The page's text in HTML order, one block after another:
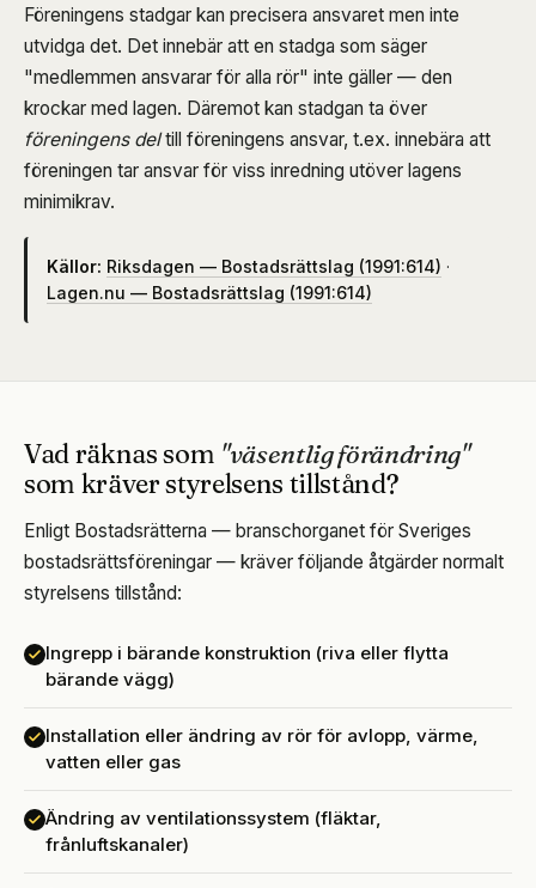
Föreningens stadgar kan precisera ansvaret men inte
utvidga det. Det innebär att en stadga som säger
"medlemmen ansvarar för alla rör" inte gäller — den
krockar med lagen. Däremot kan stadgan ta över
föreningens deltill föreningens ansvar, t.ex. innebära att
föreningen tar ansvar för viss inredning utöver lagens
minimikrav.
Källor: Riksdagen — Bostadsrättslag (1991:614) ·
Lagen.nu — Bostadsrättslag (1991:614)
Vad räknas som "väsentlig förändring"
som kräver styrelsens tillstånd?
Enligt Bostadsrätterna — branschorganet för Sveriges
bostadsrättsföreningar — kräver följande åtgärder normalt
styrelsens tillstånd:
Ingrepp i bärande konstruktion (riva eller flytta
bärande vägg)
Installation eller ändring av rör för avlopp, värme,
vatten eller gas
Ändring av ventilationssystem (fläktar,
frånluftskanaler)